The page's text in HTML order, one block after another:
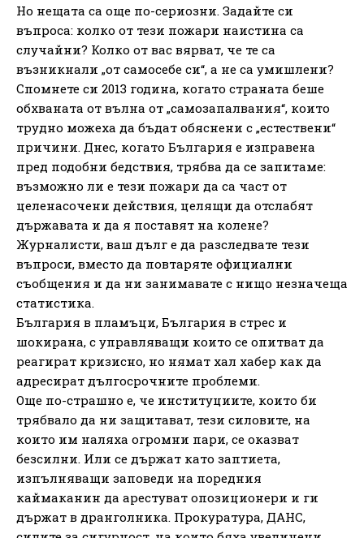
Но нещата са още по-сериозни. Задайте си
въпроса: колко от тези пожари наистина са
случайни? Колко от вас вярват, че те са
възникнали „от самосебе си“, а не са умишлени?
Спомнете си 2013 година, когато страната беше
обхваната от вълна от „самозапалвания“, които
трудно можеха да бъдат обяснени с „естествени“
причини. Днес, когато България е изправена
пред подобни бедствия, трябва да се запитаме:
възможно ли е тези пожари да са част от
целенасочени действия, целящи да отслабят
държавата и да я поставят на колене?
Журналисти, ваш дълг е да разследвате тези
въпроси, вместо да повтаряте официални
съобщения и да ни занимавате с нищо незначеща
статистика.
България в пламъци, България в стрес и
шокирана, с управляващи които се опитват да
реагират кризисно, но нямат хал хабер как да
адресират дългосрочните проблеми.
Още по-страшно е, че институциите, които би
трябвало да ни защитават, тези силовите, на
които им наляха огромни пари, се оказват
безсилни. Или се държат като заптиета,
изпълняващи заповеди на поредния
каймаканин да арестуват опозиционери и ги
държат в дранголника. Прокуратура, ДАНС,